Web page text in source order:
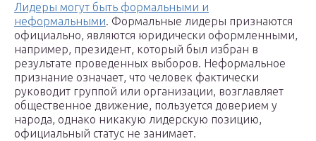
Лидеры могут быть формальными и
неформальными. Формальные лидеры признаются
официально, являются юридически оформленными,
например, президент, который был избран в
результате проведенных выборов. Неформальное
признание означает, что человек фактически
руководит группой или организации, возглавляет
общественное движение, пользуется доверием у
народа, однако никакую лидерскую позицию,
официальный статус не занимает.